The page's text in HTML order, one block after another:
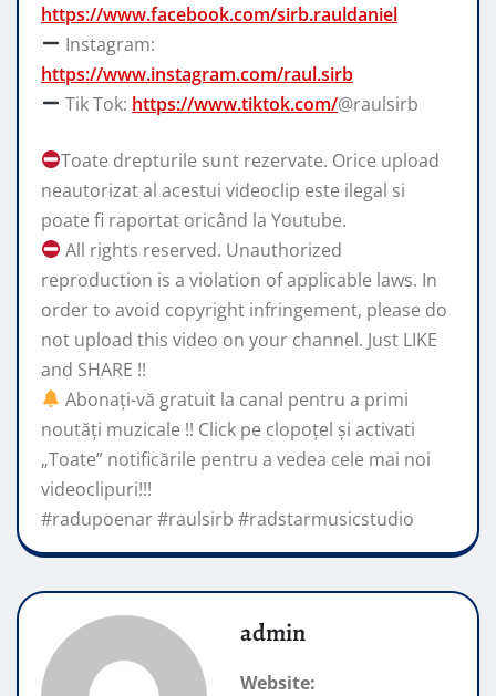
https://www.facebook.com/sirb.rauldaniel
Instagram:
https://www.instagram.com/raul.sirb
Tik Tok: https://www.tiktok.com/@raulsirb
Toate drepturile sunt rezervate. Orice upload
neautorizat al acestui videoclip este ilegal si
poate fi raportat oricând la Youtube.
All rights reserved. Unauthorized
reproduction is a violation of applicable laws. In
order to avoid copyright infringement, please do
not upload this video on your channel. Just LIKE
and SHARE !!
Abonaţi-vă gratuit la canal pentru a primi
noutăţi muzicale !! Click pe clopoţel și activati
„Toate” notificările pentru a vedea cele mai noi
videoclipuri!!!
#radupoenar #raulsirb #radstarmusicstudio
admin
Website: